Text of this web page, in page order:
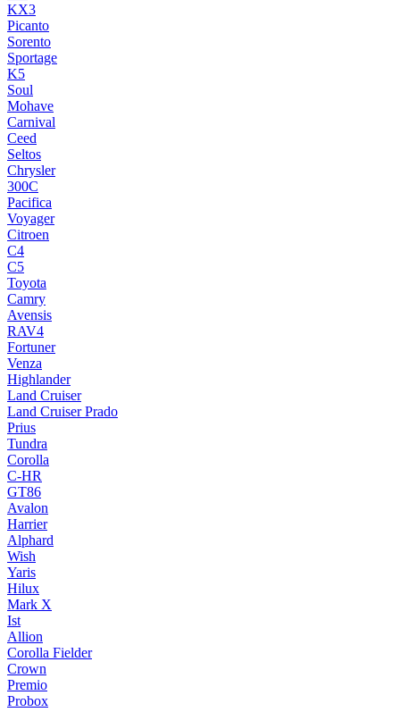
KX3
Picanto
Sorento
Sportage
K5
Soul
Mohave
Carnival
Ceed
Seltos
Chrysler
300C
Pacifica
Voyager
Citroen
C4
C5
Toyota
Camry
Avensis
RAV4
Fortuner
Venza
Highlander
Land Cruiser
Land Cruiser Prado
Prius
Tundra
Corolla
C-HR
GT86
Avalon
Harrier
Alphard
Wish
Yaris
Hilux
Mark X
Ist
Allion
Corolla Fielder
Crown
Premio
Probox